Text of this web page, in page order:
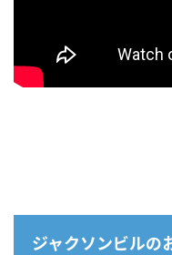
ジャクソンビルの